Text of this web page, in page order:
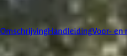
Klanten beoordelen ons met een
OmschrijvingHandleidingVoor- en